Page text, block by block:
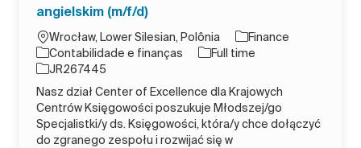
angielskim (m/f/d)
Localização
Wrocław, Lower Silesian, Polônia
Finance
Categoria
Contabilidade e finanças Tipo de Trabalho
Full time
ID do trabalho
JR267445
Nasz dział Center of Excellence dla Krajowych
Centrów Księgowości poszukuje Młodszej/go
Specjalistki/y ds. Księgowości, która/y chce dołączyć
do zgranego zespołu i rozwijać się w